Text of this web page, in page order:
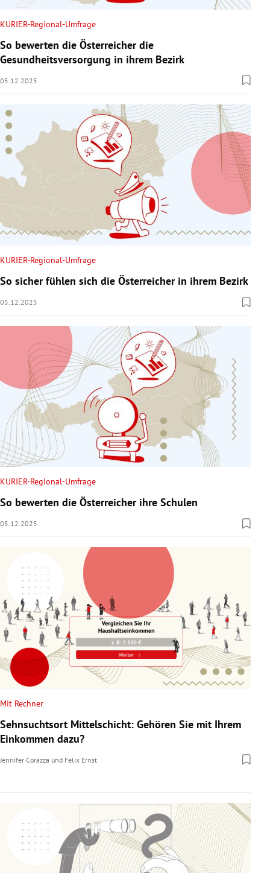
KURIER-Regional-Umfrage
So bewerten die Österreicher die
Gesundheitsversorgung in ihrem Bezirk
05.12.2025
KURIER-Regional-Umfrage
So sicher fühlen sich die Österreicher in ihrem Bezirk
05.12.2025
KURIER-Regional-Umfrage
So bewerten die Österreicher ihre Schulen
05.12.2025
Mit Rechner
Sehnsuchtsort Mittelschicht: Gehören Sie mit Ihrem
Einkommen dazu?
Jennifer Corazza und Felix Ernst